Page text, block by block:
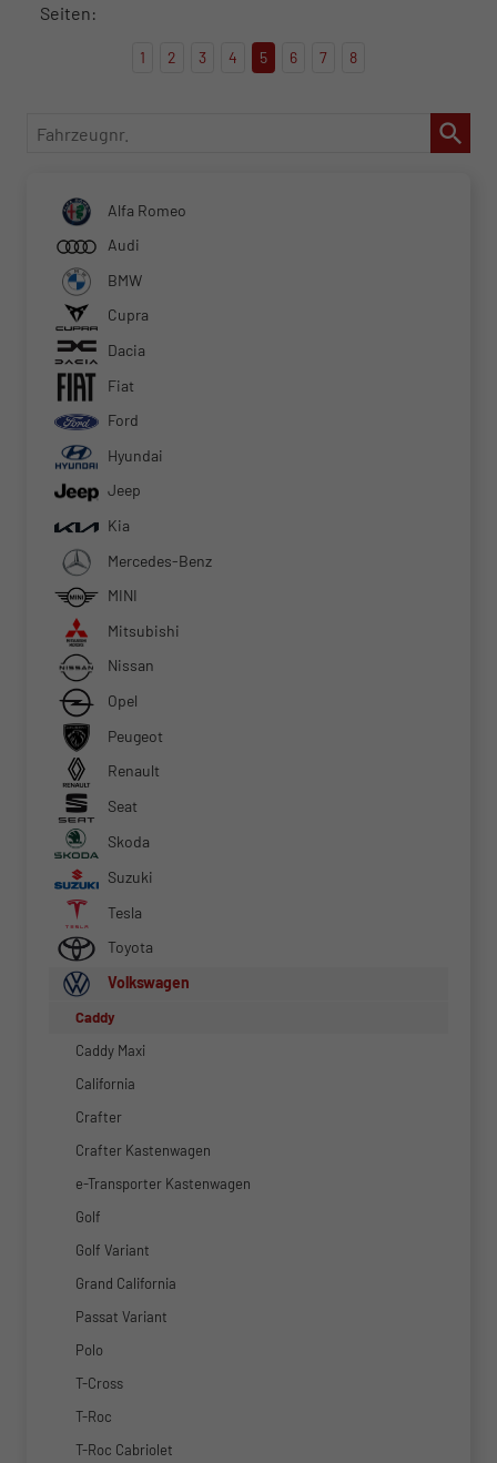
Seiten:
1 2 3 4 5 6 7 8
Fahrzeugnr.
Alfa Romeo
Audi
BMW
Cupra
Dacia
Fiat
Ford
Hyundai
Jeep
Kia
Mercedes-Benz
MINI
Mitsubishi
Nissan
Opel
Peugeot
Renault
Seat
Skoda
Suzuki
Tesla
Toyota
Volkswagen
Caddy
Caddy Maxi
California
Crafter
Crafter Kastenwagen
e-Transporter Kastenwagen
Golf
Golf Variant
Grand California
Passat Variant
Polo
T-Cross
T-Roc
T-Roc Cabriolet